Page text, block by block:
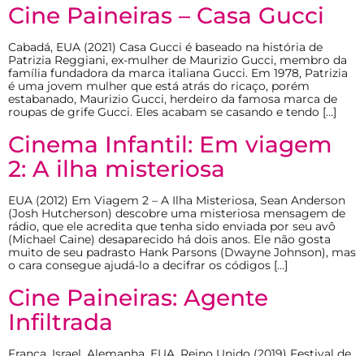
Cine Paineiras – Casa Gucci
Cabadá, EUA (2021) Casa Gucci é baseado na história de
Patrizia Reggiani, ex-mulher de Maurizio Gucci, membro da
família fundadora da marca italiana Gucci. Em 1978, Patrizia
é uma jovem mulher que está atrás do ricaço, porém
estabanado, Maurizio Gucci, herdeiro da famosa marca de
roupas de grife Gucci. Eles acabam se casando e tendo […]
Cinema Infantil: Em viagem
2: A ilha misteriosa
EUA (2012) Em Viagem 2 – A Ilha Misteriosa, Sean Anderson
(Josh Hutcherson) descobre uma misteriosa mensagem de
rádio, que ele acredita que tenha sido enviada por seu avô
(Michael Caine) desaparecido há dois anos. Ele não gosta
muito de seu padrasto Hank Parsons (Dwayne Johnson), mas
o cara consegue ajudá-lo a decifrar os códigos […]
Cine Paineiras: Agente
Infiltrada